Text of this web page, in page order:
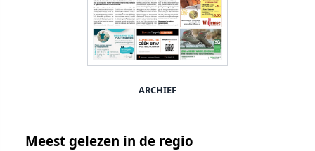
ARCHIEF
Meest gelezen in de regio